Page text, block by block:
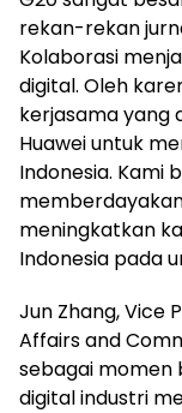
rekan-rekan
Kolaborasi
digital. Oleh
kerjasama yang
Huawei untuk
Indonesia. Kami
meningkatkan
Indonesia pada
Jun Zhang, Vice
Affairs and
sebagai momen
digital industri